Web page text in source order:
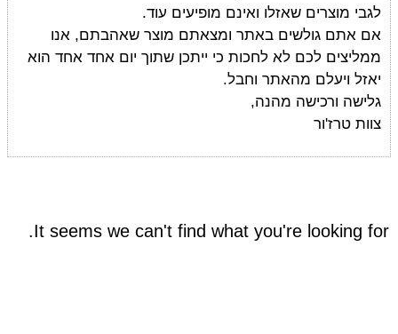
לגבי מוצרים שאזלו ואינם מופיעים עוד.
אם אתם גולשים באתר ומצאתם מוצר שאהבתם, אנו
ממליצים לכם לא לחכות כי ייתכן שתוך יום אחד אחד הוא
יאזל ויעלם מהאתר וחבל.
גלישה ורכישה מהנה,
צוות טרז'ור
It seems we can't find what you're looking for.